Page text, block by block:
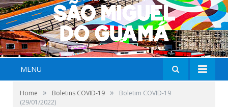
MENU
Home » Boletins COVID-19 »
Boletim COVID-19
(29/01/2022)